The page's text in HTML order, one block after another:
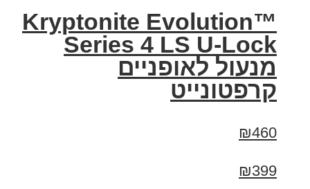
Kryptonite Evolution™
Series 4 LS U-Lock
מנעול לאופניים
קרפטונייט
₪460
₪399